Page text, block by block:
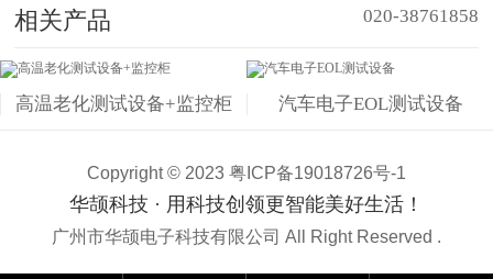
相关产品 020-38761858
高温老化测试设备+监控柜 汽车电子EOL测试设备
Copyright © 2023 粤ICP备19018726号-1
华颉科技 · 用科技创领更智能美好生活！
广州市华颉电子科技有限公司 All Right Reserved .